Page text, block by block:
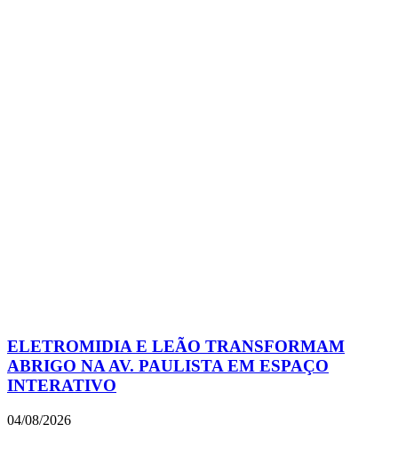
ELETROMIDIA E LEÃO TRANSFORMAM
ABRIGO NA AV. PAULISTA EM ESPAÇO
INTERATIVO
04/08/2026